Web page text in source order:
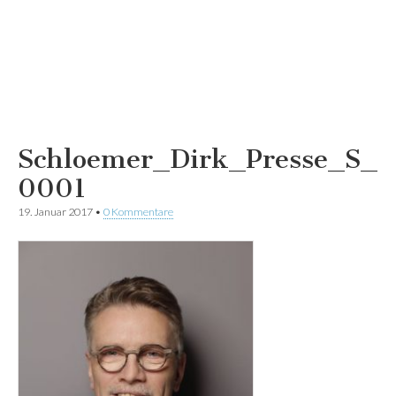
Schloemer_Dirk_Presse_S_
0001
19. Januar 2017 • 0 Kommentare